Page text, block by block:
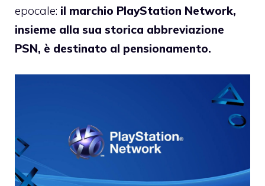
epocale: il marchio PlayStation Network,
insieme alla sua storica abbreviazione
PSN, è destinato al pensionamento.